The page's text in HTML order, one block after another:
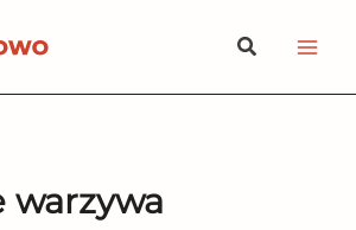
Szukaj
warzywa